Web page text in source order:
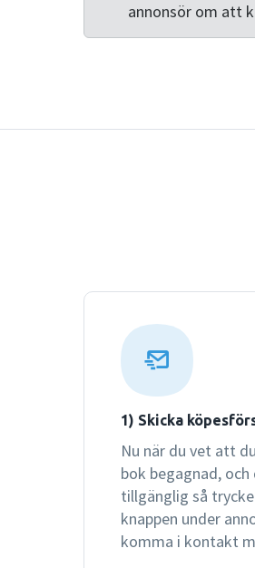
annonsör om att
1) Skicka
Nu när du vet att
bok begagnad, och
tillgänglig så
knappen under
komma i kontakt